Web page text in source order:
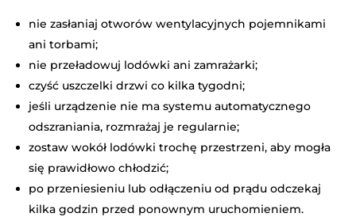
nie zasłaniaj otworów wentylacyjnych pojemnikami
ani torbami;
nie przeładowuj lodówki ani zamrażarki;
czyść uszczelki drzwi co kilka tygodni;
jeśli urządzenie nie ma systemu automatycznego
odszraniania, rozmrażaj je regularnie;
zostaw wokół lodówki trochę przestrzeni, aby mogła
się prawidłowo chłodzić;
po przeniesieniu lub odłączeniu od prądu odczekaj
kilka godzin przed ponownym uruchomieniem.